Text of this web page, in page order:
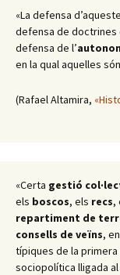
«La defensa
defensa de doctrines
defensa de l’
en la qual aquelles
(Rafael Altamira,
«Certa gestió
els boscos, els recs,
repartiment de
consells de veïns,
típiques de la
sociopolítica lligada